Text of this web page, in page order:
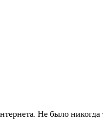
Не было